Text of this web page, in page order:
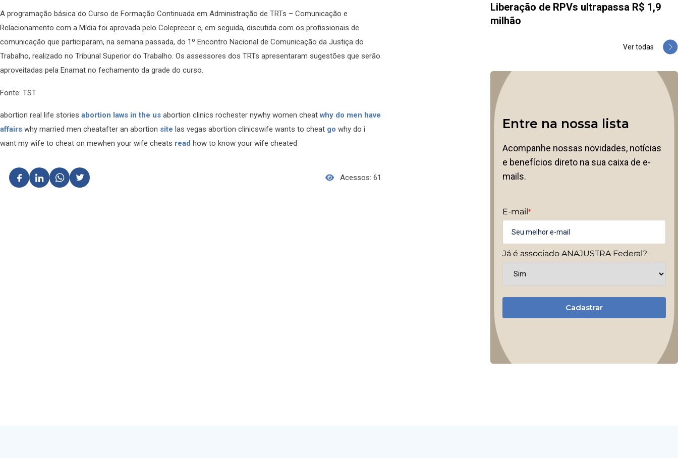
A programação básica do Curso de Formação Continuada em Administração de TRTs – Comunicação e
Relacionamento com a Mídia foi aprovada pelo Coleprecor e, em seguida, discutida com os profissionais de
comunicação que participaram, na semana passada, do 1º Encontro Nacional de Comunicação da Justiça do
Trabalho, realizado no Tribunal Superior do Trabalho. Os assessores dos TRTs apresentaram sugestões que serão
aproveitadas pela Enamat no fechamento da grade do curso.
Fonte: TST
abortion real life stories abortion laws in the us abortion clinics rochester nywhy women cheat why do men have
affairs why married men cheatafter an abortion site las vegas abortion clinicswife wants to cheat go why do i
want my wife to cheat on mewhen your wife cheats read how to know your wife cheated
Acessos: 61
Liberação de RPVs ultrapassa R$ 1,9
milhão
Ver todas
Entre na nossa lista
Acompanhe nossas novidades, notícias
e benefícios direto na sua caixa de e-
mails.
E-mail *
Já é associado ANAJUSTRA Federal?
Cadastrar